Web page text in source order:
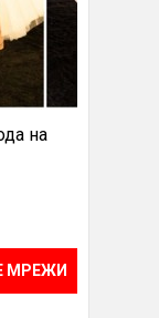
на
МРЕЖИ